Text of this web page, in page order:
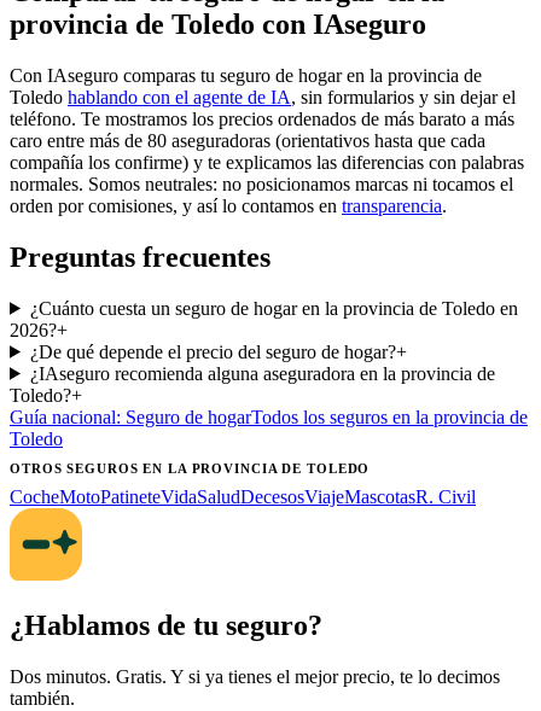
provincia de Toledo con IAseguro
Con IAseguro comparas tu seguro de hogar en la provincia de
Toledo hablando con el agente de IA, sin formularios y sin dejar el
teléfono. Te mostramos los precios ordenados de más barato a más
caro entre más de 80 aseguradoras (orientativos hasta que cada
compañía los confirme) y te explicamos las diferencias con palabras
normales. Somos neutrales: no posicionamos marcas ni tocamos el
orden por comisiones, y así lo contamos en transparencia.
Preguntas frecuentes
¿Cuánto cuesta un seguro de hogar en la provincia de Toledo en
2026?+
¿De qué depende el precio del seguro de hogar?+
¿IAseguro recomienda alguna aseguradora en la provincia de
Toledo?+
Guía nacional: Seguro de hogarTodos los seguros en la provincia de
Toledo
OTROS SEGUROSEN LA PROVINCIA DE TOLEDO
CocheMotoPatineteVidaSaludDecesosViajeMascotasR. Civil
¿Hablamos de tu seguro?
Dos minutos. Gratis. Y si ya tienes el mejor precio, te lo decimos
también.